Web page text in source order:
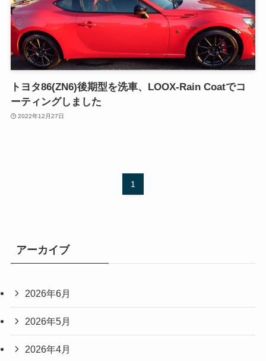
トヨタ86(ZN6)後期型を洗車、LOOX-Rain Coatでコ
ーティングしました
2022年12月27日
1
アーカイブ
2026年6月
2026年5月
2026年4月